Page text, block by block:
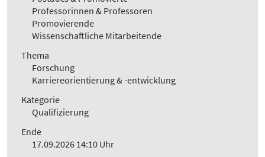
Professorinnen & Professoren
Promovierende
Wissenschaftliche Mitarbeitende
Thema
Forschung
Karriereorientierung & -entwicklung
Kategorie
Qualifizierung
Ende
17.09.2026 14:10 Uhr